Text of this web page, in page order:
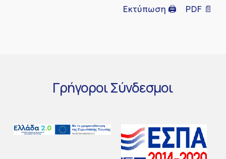
Εκτύπωση 🖨 PDF 📄
ΓρήγοροιΣύνδεσμοι